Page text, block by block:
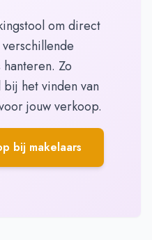
om direct
Zo
het vinden van
jouw verkoop.
bij makelaars